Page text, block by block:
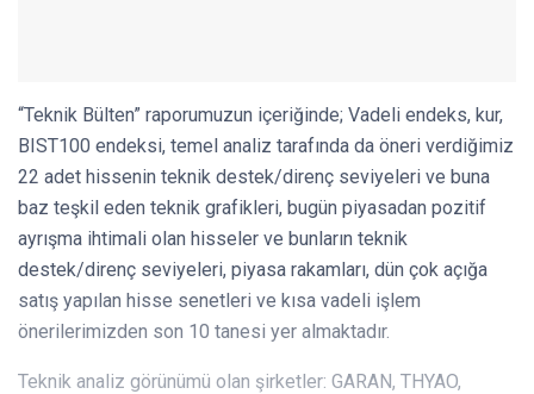
“Teknik Bülten” raporumuzun içeriğinde; Vadeli endeks, kur,
BIST100 endeksi, temel analiz tarafında da öneri verdiğimiz
22 adet hissenin teknik destek/direnç seviyeleri ve buna
baz teşkil eden teknik grafikleri, bugün piyasadan pozitif
ayrışma ihtimali olan hisseler ve bunların teknik
destek/direnç seviyeleri, piyasa rakamları, dün çok açığa
satış yapılan hisse senetleri ve kısa vadeli işlem
önerilerimizden son 10 tanesi yer almaktadır.
Teknik analiz görünümü olan şirketler: GARAN, THYAO,